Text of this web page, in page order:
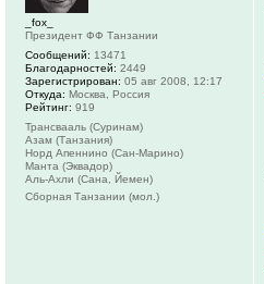
_fox_
Президент ФФ Танзании
Сообщений: 13471
Благодарностей: 2449
Зарегистрирован: 05 авг 2008, 12:17
Откуда: Москва, Россия
Рейтинг: 919
Трансвааль (Суринам)
Азам (Танзания)
Норд Апеннино (Сан-Марино)
Манта (Эквадор)
Аль-Ахли (Сана, Йемен)
Сборная Танзании (мол.)